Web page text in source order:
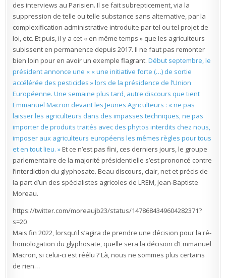
des interviews au Parisien. Il se fait subrepticement, via la
suppression de telle ou telle substance sans alternative, par la
complexification administrative introduite par tel ou tel projet de
loi, etc. Et puis, il y a cet « en même temps » que les agriculteurs
subissent en permanence depuis 2017. Il ne faut pas remonter
bien loin pour en avoir un exemple flagrant.Début septembre, le
président annonce une « « une initiative forte (…) de sortie
accélérée des pesticides » lors de la présidence de l’Union
Européenne. Une semaine plus tard, autre discours que tient
Emmanuel Macron devant les Jeunes Agriculteurs : « ne pas
laisser les agriculteurs dans des impasses techniques, ne pas
importer de produits traités avec des phytos interdits chez nous,
imposer aux agriculteurs européens les mêmes règles pour tous
et en tout lieu. »Et ce n’est pas fini, ces derniers jours, le groupe
parlementaire de la majorité présidentielle s’est prononcé contre
l’interdiction du glyphosate. Beau discours, clair, net et précis de
la part d’un des spécialistes agricoles de LREM, Jean-Baptiste
Moreau.
https://twitter.com/moreaujb23/status/1478684349604282371?
s=20
Mais fin 2022, lorsqu’il s’agira de prendre une décision pour la ré-
homologation du glyphosate, quelle sera la décision d’Emmanuel
Macron, si celui-ci est réélu ? Là, nous ne sommes plus certains
de rien…